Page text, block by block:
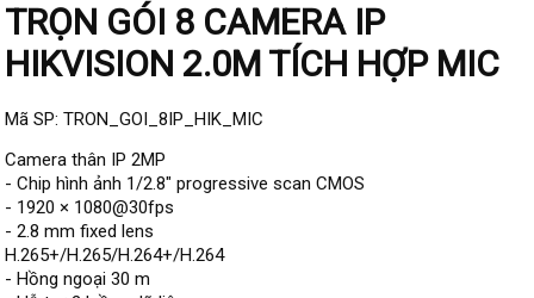
Camera HIKVISION
Camera Dahua
Camera Visionhitech
Camera KBVISION
Camera HDParagon
Đầu ghi Analog
Đầu ghi HDParagon
TRỌN GÓI 8 CAMERA IP
HIKVISION 2.0M TÍCH HỢP MIC
Mã SP: TRON_GOI_8IP_HIK_MIC
Camera thân IP 2MP
- Chip hình ảnh 1/2.8" progressive scan CMOS
- 1920 × 1080@30fps
- 2.8 mm fixed lens
H.265+/H.265/H.264+/H.264
- Hồng ngoại 30 m